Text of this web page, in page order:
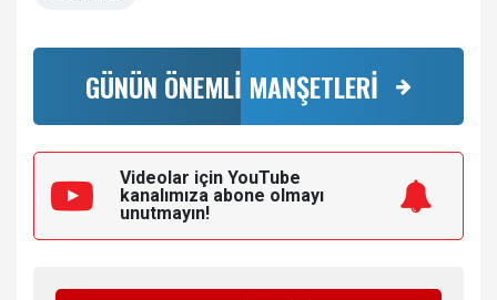
GÜNÜN ÖNEMLİ MANŞETLERİ
Videolar için YouTube
kanalımıza abone olmayı
unutmayın!